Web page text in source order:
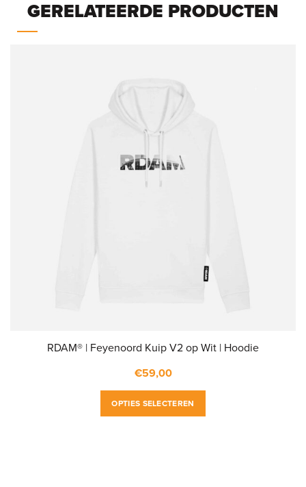
GERELATEERDE PRODUCTEN
RDAM® | Feyenoord Kuip V2 op Wit | Hoodie
€59,00
OPTIES SELECTEREN
product